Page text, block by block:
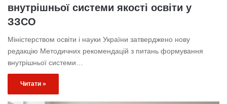
внутрішньої системи якості освіти у
ЗЗСО
Міністерством освіти і науки України затверджено нову
редакцію Методичних рекомендацій з питань формування
внутрішньої системи…
Читати »